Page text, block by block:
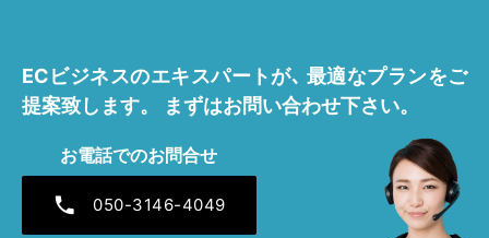
2025年7月 [1]
2024年12月 [1]
2024年7月 [1]
ECビジネスのエキスパートが､ 最適なプランをご
提案致します。
まずはお問い合わせ下さい。
お電話でのお問合せ
phone 050-3146-4049